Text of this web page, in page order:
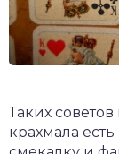
Таких
крахмала